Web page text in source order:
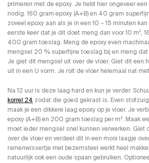
primeren met de epoxy. Je hebt hier ongeveer
nodig. 160 gram epoxy (A+B) en 40 gram
zoveel epoxy aan als je in een 10 – 15 minuten
eerste keer dat je dit doet meng dan voor 10 m²,
400 gram toeslag. Meng de epoxy even
mengsel 20 % superfijne toeslag bij en meng dat
Je giet dit mengsel uit over de vloer. Giet dit een
uit in een U vorm. Je rolt de vloer helemaal nat
Na 12 uur is deze laag hard en kun je verder.
korrel 24 zodat die goed gekrast is. Even
maak je een dikkere laag epoxy op je vloer. Je
epoxy (A+B) en 200 gram toeslag per m². Maak
moet ieder mengsel snel kunnen verwerken. Giet
over de vloer en verdeel dit in een mooi laagje
ramenwissertje met bezemsteel werkt heel
natuurlijk ook een oude spaan gebruiken.